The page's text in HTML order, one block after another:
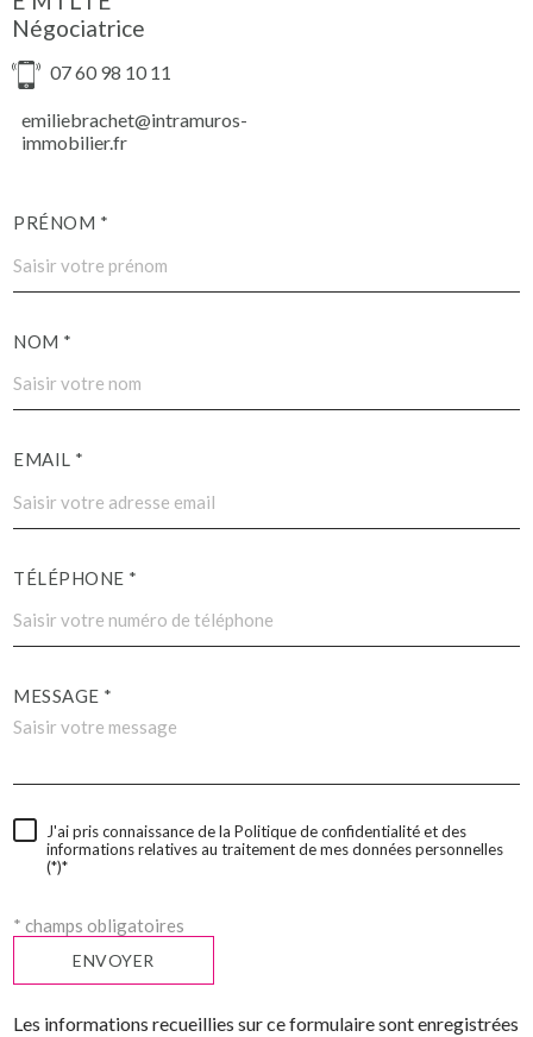
Négociatrice
07 60 98 10 11
emiliebrachet@intramuros-
immobilier.fr
PRÉNOM *
NOM *
EMAIL *
TÉLÉPHONE *
MESSAGE *
J'ai pris connaissance de la Politique de confidentialité et des
informations relatives au traitement de mes données personnelles
(*)*
* champs obligatoires
ENVOYER
Les informations recueillies sur ce formulaire sont enregistrées